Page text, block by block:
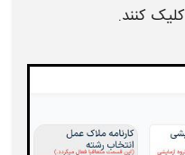
کلیک کنند.